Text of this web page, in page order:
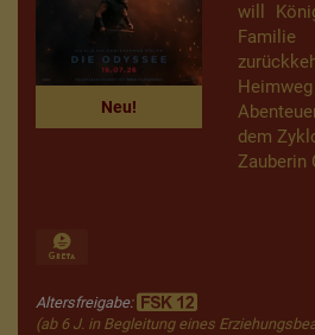
Neu!
will
dem
Zauberin
Altersfreigabe:
(ab 6 J. in Begleitung eines